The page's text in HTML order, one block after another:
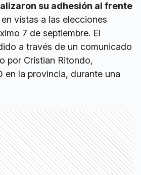
su adhesión al frente
en vistas a las elecciones
7 de septiembre. El
a través de un comunicado
por Cristian Ritondo,
en la provincia, durante una